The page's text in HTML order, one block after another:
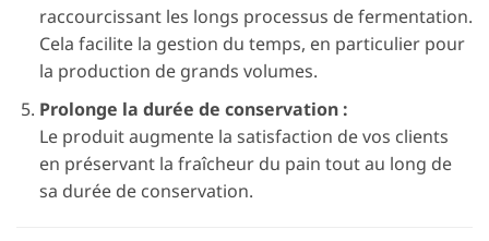
raccourcissant les longs processus de fermentation.
Cela facilite la gestion du temps, en particulier pour
la production de grands volumes.
Prolonge la durée de conservation :
Le produit augmente la satisfaction de vos clients
en préservant la fraîcheur du pain tout au long de
sa durée de conservation.